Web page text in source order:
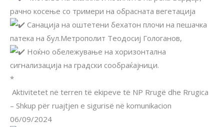
рачно косење со тримери на обрасната вегетација
Санација на оштетени бехатон плочи на пешачка
патека на бул.Метрополит Теодосиј Гологанов,
Ноќно обележување на хоризонтална
сигнализација на градски сообраќајници.
*
Aktivitetet në terren të ekipeve të NP Rrugë dhe Rrugica
– Shkup për ruajtjen e sigurisë në komunikacion
06/09/2024